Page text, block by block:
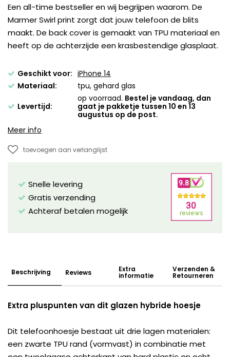
Een all-time bestseller en wij begrijpen waarom. De
Marmer Swirl print zorgt dat jouw telefoon de blits
maakt. De back cover is gemaakt van TPU materiaal en
heeft op de achterzijde een krasbestendige glasplaat.
Geschikt voor: iPhone 14
Materiaal:
tpu, gehard glas
Levertijd:
op voorraad. Bestel je vandaag, dan
gaat je pakketje tussen 10 en 13
augustus op de post.
Meer info
toevoegen aan verlanglijst
Snelle levering
Gratis verzending
Achteraf betalen mogelijk
Beschrijving Reviews Extra
informatie
Verzenden &
Retourneren
Extra pluspunten van dit glazen hybride hoesje
Dit telefoonhoesje bestaat uit drie lagen materialen:
een zwarte TPU rand (vormvast) in combinatie met